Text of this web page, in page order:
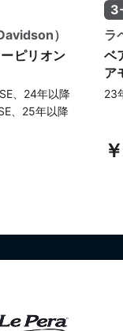
）
ピリオン
、24年以降
、25年以降
ラ
ベ
ア
23